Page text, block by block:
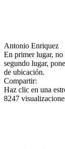
Antonio Enriquez
En primer lugar,
segundo lugar,
de ubicación.
Compartir:
Haz clic en una
8247